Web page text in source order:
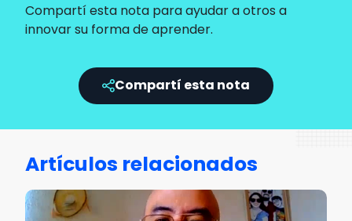
Compartí esta nota para ayudar a otros a
innovar su forma de aprender.
Compartí esta nota
Artículos relacionados